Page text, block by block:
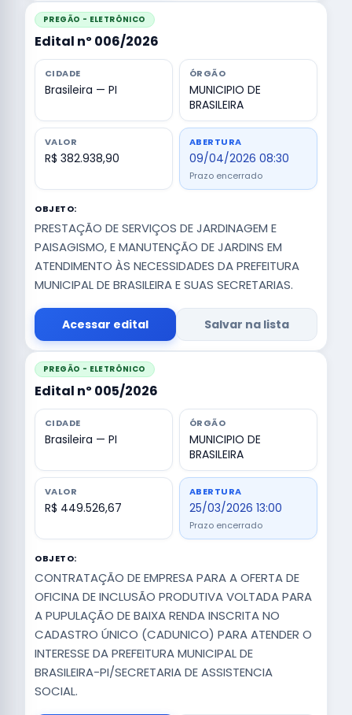
PREGÃO - ELETRÔNICO
Edital nº 006/2026
CIDADE
Brasileira — PI
ÓRGÃO
MUNICIPIO DE
BRASILEIRA
VALOR
R$ 382.938,90
ABERTURA
09/04/2026 08:30
Prazo encerrado
OBJETO:
PRESTAÇÃO DE SERVIÇOS DE JARDINAGEM E
PAISAGISMO, E MANUTENÇÃO DE JARDINS EM
ATENDIMENTO ÀS NECESSIDADES DA PREFEITURA
MUNICIPAL DE BRASILEIRA E SUAS SECRETARIAS.
Acessar edital Salvar na lista
PREGÃO - ELETRÔNICO
Edital nº 005/2026
CIDADE
Brasileira — PI
ÓRGÃO
MUNICIPIO DE
BRASILEIRA
VALOR
R$ 449.526,67
ABERTURA
25/03/2026 13:00
Prazo encerrado
OBJETO:
CONTRATAÇÃO DE EMPRESA PARA A OFERTA DE
OFICINA DE INCLUSÃO PRODUTIVA VOLTADA PARA
A PUPULAÇÃO DE BAIXA RENDA INSCRITA NO
CADASTRO ÚNICO (CADUNICO) PARA ATENDER O
INTERESSE DA PREFEITURA MUNICIPAL DE
BRASILEIRA-PI/SECRETARIA DE ASSISTENCIA
SOCIAL.